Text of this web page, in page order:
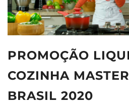
PROMOÇÃO
COZINHA
BRASIL 2020